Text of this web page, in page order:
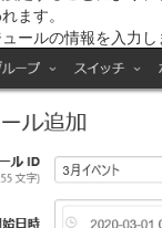
ます。
ールの情報を入力し